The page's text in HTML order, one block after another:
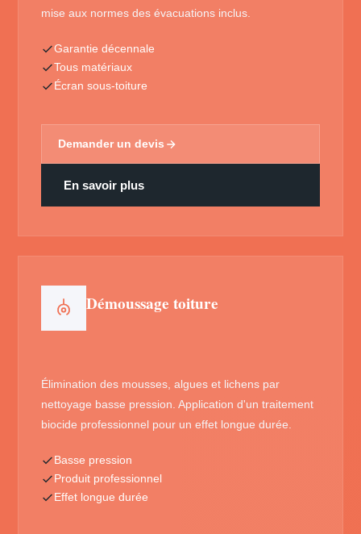
mise aux normes des évacuations inclus.
Garantie décennale
Tous matériaux
Écran sous-toiture
Demander un devis
En savoir plus
Démoussage toiture
Élimination des mousses, algues et lichens par
nettoyage basse pression. Application d'un traitement
biocide professionnel pour un effet longue durée.
Basse pression
Produit professionnel
Effet longue durée